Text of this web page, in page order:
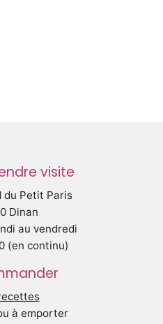
visite
du Petit Paris
Dinan
au vendredi
(en continu)
à emporter